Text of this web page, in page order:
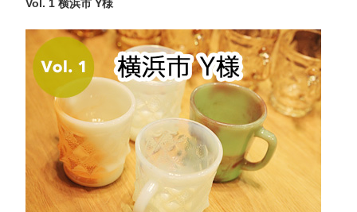
Vol. 1 横浜市 Y様